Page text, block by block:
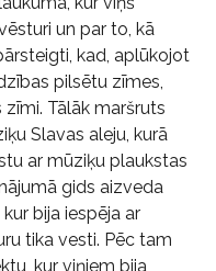
un par to, kā
kad, aplūkojot
pilsētu zīmes,
Tālāk maršruts
Slavas aleju, kurā
ar mūziķu plaukstas
gids aizveda
bija iespēja ar
tika vesti. Pēc tam
kur viņiem bija